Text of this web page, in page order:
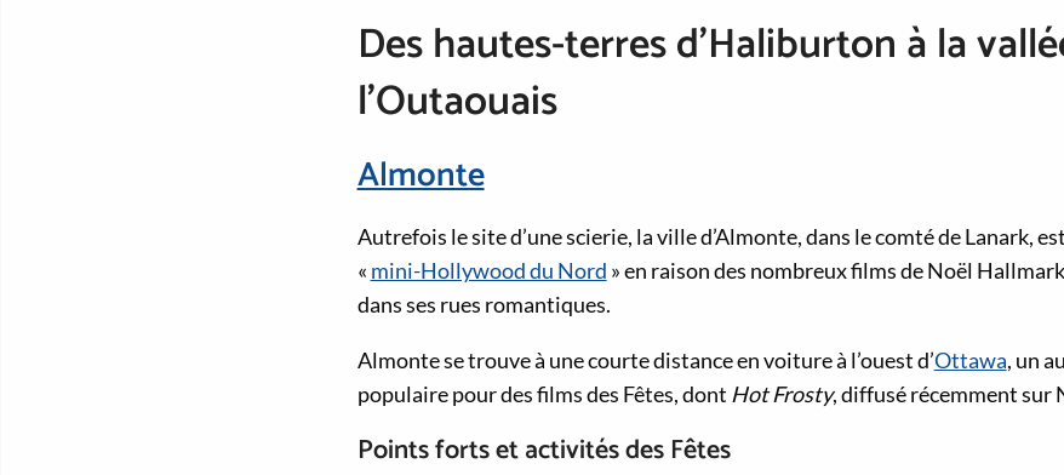
Des hautes-terres d’Haliburton à la
l’Outaouais
Almonte
Autrefois le site d’une scierie, la ville d’Almonte, dans le comté de Lanark,
« mini-Hollywood du Nord » en raison des nombreux films de Noël
dans ses rues romantiques.
Almonte se trouve à une courte distance en voiture à l’ouest d’Ottawa, un
populaire pour des films des Fêtes, dont Hot Frosty, diffusé récemment sur
Points forts et activités des Fêtes